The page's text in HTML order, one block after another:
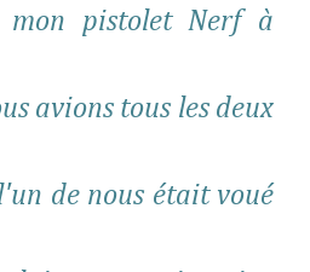
pistolet Nerf à
avions tous les deux
de nous était voué